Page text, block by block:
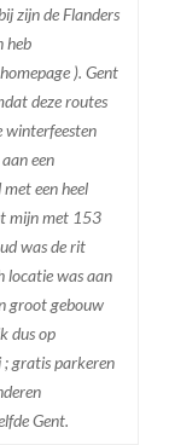
zijn de Flanders
heb
). Gent
deze routes
winterfeesten
een
een heel
mijn met 153
was de rit
locatie was aan
groot gebouw
dus op
gratis parkeren
Gent.